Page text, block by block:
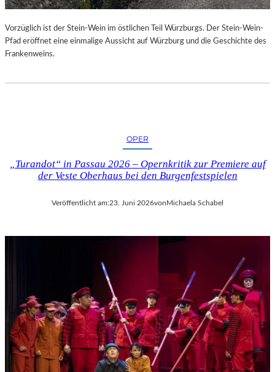
U
R
-
Vorzüglich ist der Stein-Wein im östlichen Teil Würzburgs. Der Stein-Wein-
Pfad eröffnet eine einmalige Aussicht auf Würzburg und die Geschichte des
Frankenweins.
OPER
„Turandot“ in Passau 2026 – Opernkritik zur Premiere auf
der Veste Oberhaus bei den Burgenfestspielen
Veröffentlicht am:23. Juni 2026vonMichaela Schabel